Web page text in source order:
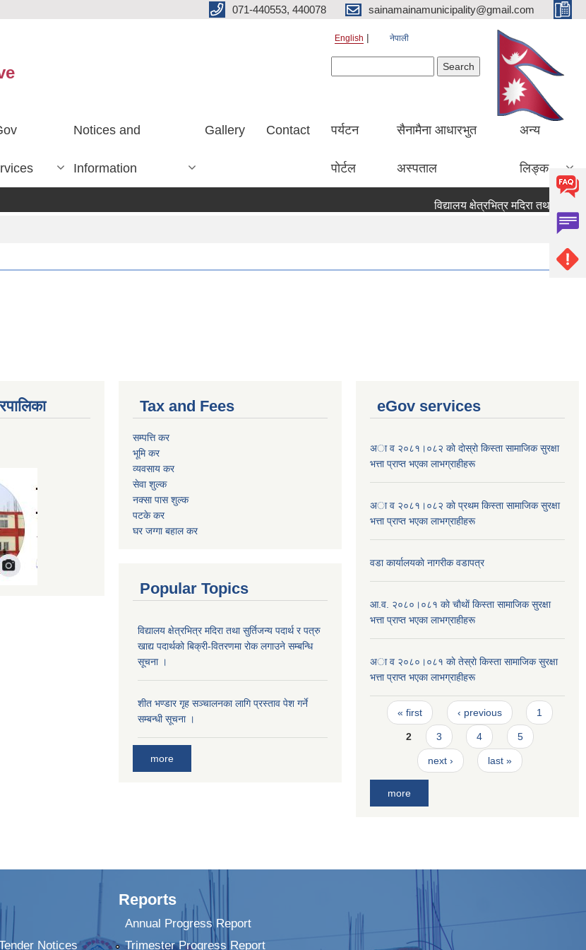
071-440553, 440078 sainamainamunicipality@gmail.com
English नेपाली
Notices and
Information
Gallery Contact पर्यटन
पाेर्टल
सैनामैना आधारभुत
अस्पताल
अन्य
लिङ्क
विद्यालय क्षेत्रभित्र मदिरा तथा
Tax and Fees
सम्पत्ति कर
भूमि कर
व्यवसाय कर
सेवा शुल्क
नक्सा पास शुल्क
पटके कर
घर जग्गा बहाल कर
Popular Topics
विद्यालय क्षेत्रभित्र मदिरा तथा सुर्तिजन्य पदार्थ र पत्रु
खाद्य पदार्थको बिक्री-वितरणमा रोक लगाउने सम्बन्धि
सूचना ।
शीत भण्डार गृह सञ्चालनका लागि प्रस्ताव पेश गर्ने
सम्बन्धी सूचना ।
more
eGov services
अा व २०८१।०८२ काे दाेस्राे किस्ता सामाजिक सुरक्षा
भत्ता प्राप्त भएका लाभग्राहीहरू
अा व २०८१।०८२ काे प्रथम किस्ता सामाजिक सुरक्षा
भत्ता प्राप्त भएका लाभग्राहीहरू
वडा कार्यालयकाे नागरीक वडापत्र
आ.व. २०८०।०८१ काे चाैथाें किस्ता सामाजिक सुरक्षा
भत्ता प्राप्त भएका लाभग्राहीहरू
अा व २०८०।०८१ काे तेस्राे किस्ता सामाजिक सुरक्षा
भत्ता प्राप्त भएका लाभग्राहीहरू
Pages
« first ‹ previous 1
2 3 4 5
next › last »
more
Notices
Reports
Annual Progress Report
Trimester Progress Report